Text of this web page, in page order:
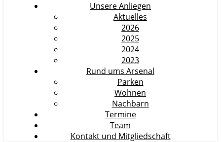
Unsere Anliegen
Aktuelles
2026
2025
2024
2023
Rund ums Arsenal
Parken
Wohnen
Nachbarn
Termine
Team
Kontakt und Mitgliedschaft